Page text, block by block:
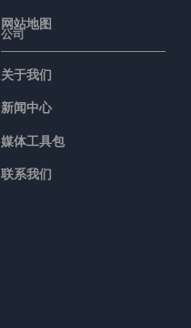
网站地图
公司
关于我们
新闻中心
媒体工具包
联系我们